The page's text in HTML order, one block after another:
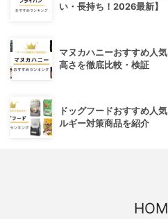
い・長持ち！2026最新】
マヌカハニーおすすめ人
高さを徹底比較・検証
ドッグフードおすすめ人
ルギー対策商品を紹介